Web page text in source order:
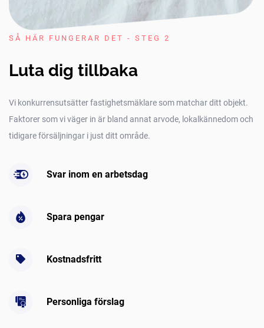
SÅ HÄR FUNGERAR DET - STEG 2
Luta dig tillbaka
Vi konkurrensutsätter fastighetsmäklare som matchar ditt objekt.
Faktorer som vi väger in är bland annat arvode, lokalkännedom och
tidigare försäljningar i just ditt område.
Svar inom en arbetsdag
Spara pengar
Kostnadsfritt
Personliga förslag